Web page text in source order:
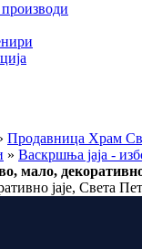
Продавница Храм
» Васкршња јаја -
мало,